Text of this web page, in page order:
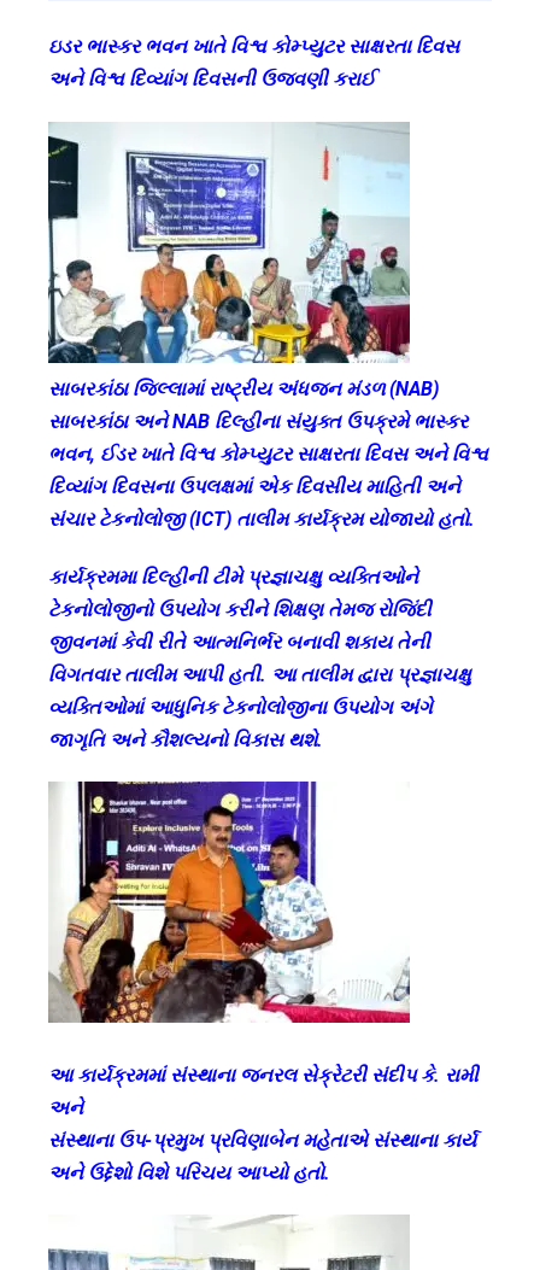
ઇડર ભાસ્કર ભવન ખાતે વિશ્વ કોમ્પ્યુટર સાક્ષરતા દિવસ
અને વિશ્વ દિવ્યાંગ દિવસની ઉજવણી કરાઈ
સાબરકાંઠા જિલ્લામાં રાષ્ટ્રીય અંધજન મંડળ (NAB)
સાબરકાંઠા અને NAB દિલ્હીના સંયુક્ત ઉપક્રમે ભાસ્કર
ભવન, ઈડર ખાતે વિશ્વ કોમ્પ્યુટર સાક્ષરતા દિવસ અને વિશ્વ
દિવ્યાંગ દિવસના ઉપલક્ષમાં એક દિવસીય માહિતી અને
સંચાર ટેકનોલોજી (ICT) તાલીમ કાર્યક્રમ યોજાયો હતો.
કાર્યક્રમમા દિલ્હીની ટીમે પ્રજ્ઞાચક્ષુ વ્યક્તિઓને
ટેકનોલોજીનો ઉપયોગ કરીને શિક્ષણ તેમજ રોજિંદી
જીવનમાં કેવી રીતે આત્મનિર્ભર બનાવી શકાય તેની
વિગતવાર તાલીમ આપી હતી. આ તાલીમ દ્વારા પ્રજ્ઞાચક્ષુ
વ્યક્તિઓમાં આધુનિક ટેકનોલોજીના ઉપયોગ અંગે
જાગૃતિ અને કૌશલ્યનો વિકાસ થશે.
આ કાર્યક્રમમાં સંસ્થાના જનરલ સેક્રેટરી સંદીપ કે. રામી
અને
સંસ્થાના ઉપ-પ્રમુખ પ્રવિણાબેન મહેતાએ સંસ્થાના કાર્ય
અને ઉદ્દેશો વિશે પરિચય આપ્યો હતો.